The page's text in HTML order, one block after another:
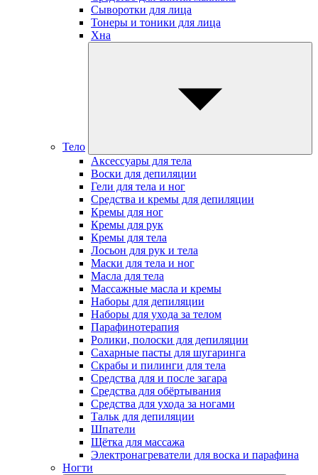
Сыворотки для лица
Тонеры и тоники для лица
Хна
Тело
Аксессуары для тела
Воски для депиляции
Гели для тела и ног
Средства и кремы для депиляции
Кремы для ног
Кремы для рук
Кремы для тела
Лосьон для рук и тела
Маски для тела и ног
Масла для тела
Массажные масла и кремы
Наборы для депиляции
Наборы для ухода за телом
Парафинотерапия
Ролики, полоски для депиляции
Сахарные пасты для шугаринга
Скрабы и пилинги для тела
Средства для и после загара
Средства для обёртывания
Средства для ухода за ногами
Тальк для депиляции
Шпатели
Щётка для массажа
Электронагреватели для воска и парафина
Ногти